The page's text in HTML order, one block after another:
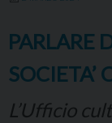
PARLARE
SOCIETA’
L’Ufficio